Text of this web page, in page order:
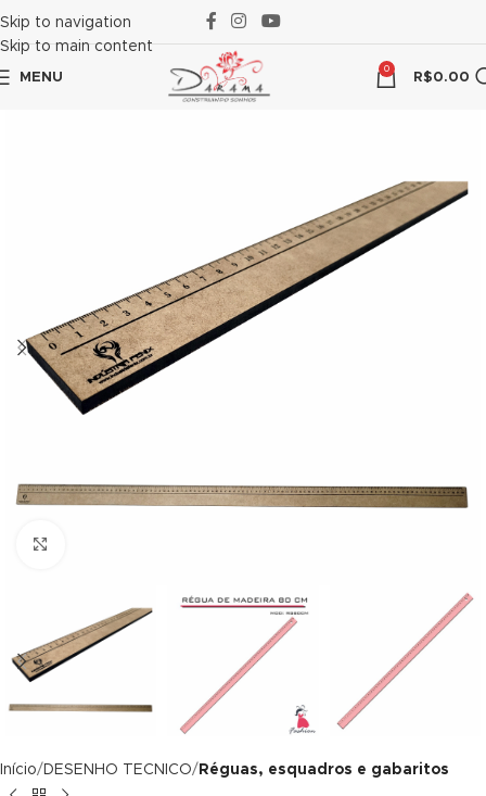
panel
panel
panel
panel
panel
Skip to navigation
Skip to main content
MENU
0
R$0.00
Início DESENHO TECNICO Réguas, esquadros e gabaritos